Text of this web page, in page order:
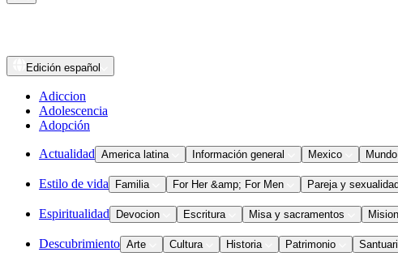
Edición español
Adiccion
Adolescencia
Adopción
Actualidad America latina Información general Mexico Mundo
Estilo de vida Familia For Her &amp; For Men Pareja y sexualidad
Espiritualidad Devocion Escritura Misa y sacramentos
Descubrimiento Arte Cultura Historia Patrimonio